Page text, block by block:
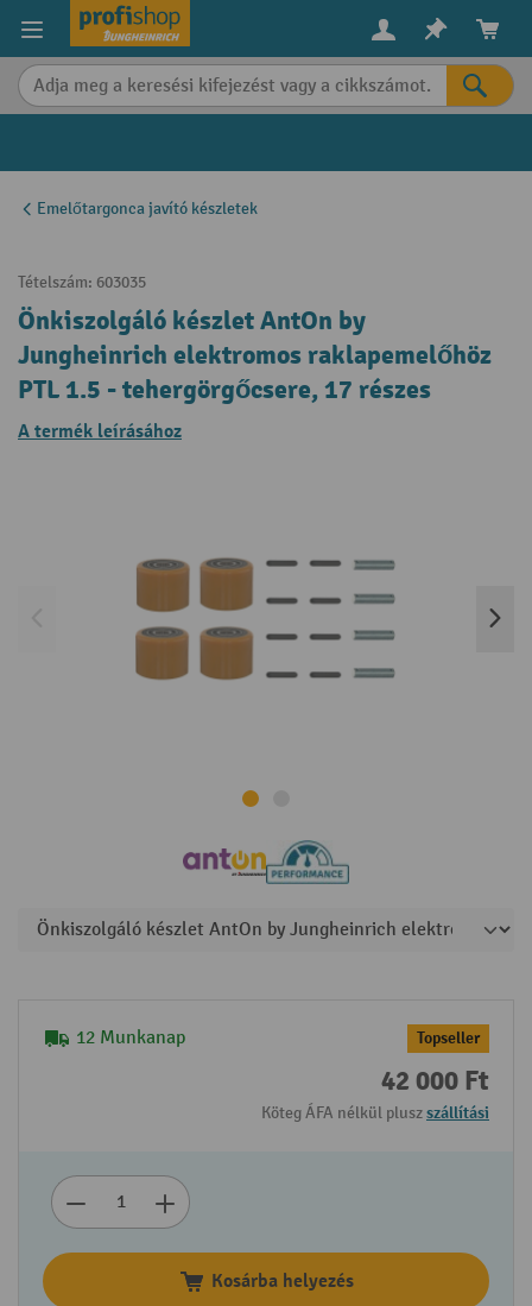
content
Emelőtargonca javító készletek
Tételszám: 603035
Önkiszolgáló készlet AntOn by
Jungheinrich elektromos raklapemelőhöz
PTL 1.5 - tehergörgőcsere, 17 részes
A termék leírásához
12 Munkanap Topseller
42 000 Ft
Köteg ÁFA nélkül pluszszállítási
Kosárba helyezés